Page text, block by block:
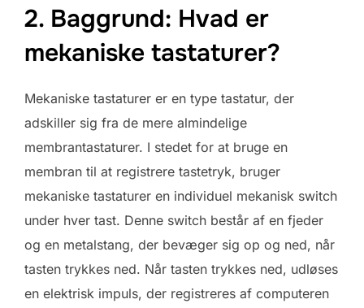
2. Baggrund: Hvad er
mekaniske tastaturer?
Mekaniske tastaturer er en type tastatur, der
adskiller sig fra de mere almindelige
membrantastaturer. I stedet for at bruge en
membran til at registrere tastetryk, bruger
mekaniske tastaturer en individuel mekanisk switch
under hver tast. Denne switch består af en fjeder
og en metalstang, der bevæger sig op og ned, når
tasten trykkes ned. Når tasten trykkes ned, udløses
en elektrisk impuls, der registreres af computeren